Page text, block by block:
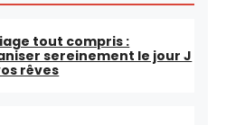
tout compris :
sereinement le jour J
rêves